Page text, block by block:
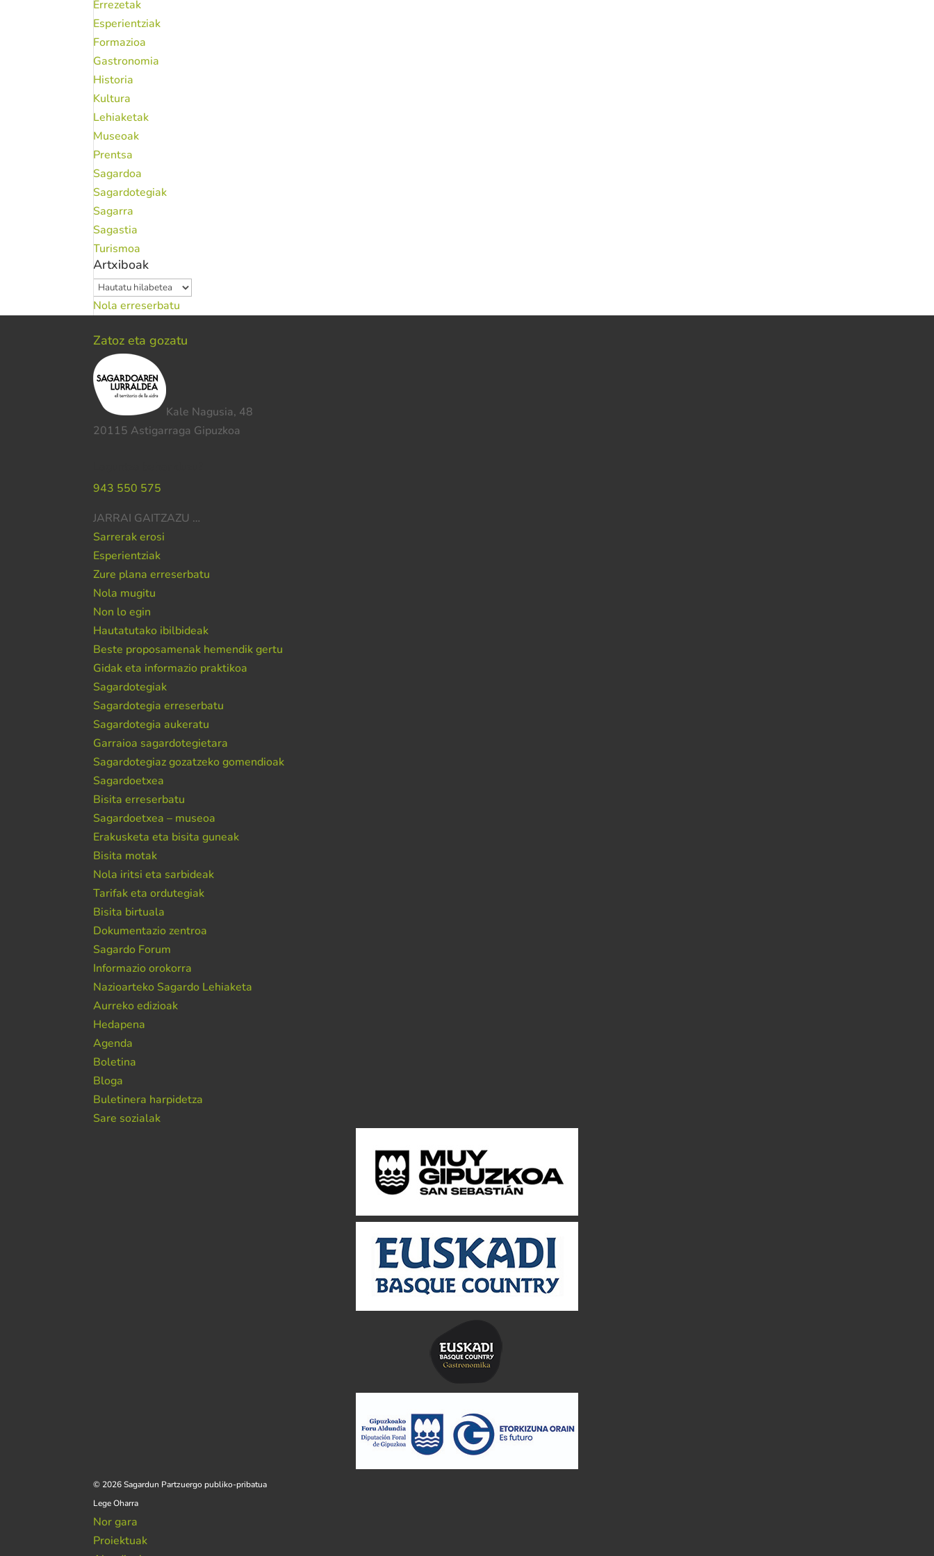
Errezetak
Esperientziak
Formazioa
Gastronomia
Historia
Kultura
Lehiaketak
Museoak
Prentsa
Sagardoa
Sagardotegiak
Sagarra
Sagastia
Turismoa
Artxiboak
Artxiboak
Nola erreserbatu
Zatoz eta gozatu
Kale Nagusia, 48
20115 Astigarraga Gipuzkoa
943 550 575
JARRAI GAITZAZU …
Sarrerak erosi
Esperientziak
Zure plana erreserbatu
Nola mugitu
Non lo egin
Hautatutako ibilbideak
Beste proposamenak hemendik gertu
Gidak eta informazio praktikoa
Sagardotegiak
Sagardotegia erreserbatu
Sagardotegia aukeratu
Garraioa sagardotegietara
Sagardotegiaz gozatzeko gomendioak
Sagardoetxea
Bisita erreserbatu
Sagardoetxea – museoa
Erakusketa eta bisita guneak
Bisita motak
Nola iritsi eta sarbideak
Tarifak eta ordutegiak
Bisita birtuala
Dokumentazio zentroa
Sagardo Forum
Informazio orokorra
Nazioarteko Sagardo Lehiaketa
Aurreko edizioak
Hedapena
Agenda
Boletina
Bloga
Buletinera harpidetza
Sare sozialak
© 2026 Sagardun Partzuergo publiko-pribatua
Lege Oharra
Nor gara
Proiektuak